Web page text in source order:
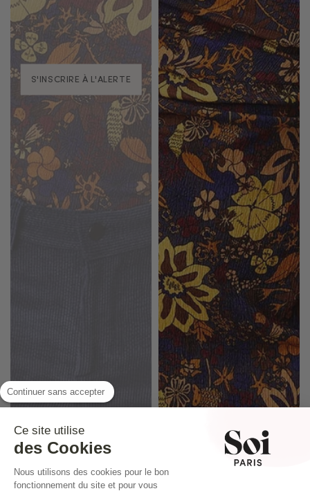
S'INSCRIRE À L'ALERTE
Continuer sans accepter
Ce site utilise
des Cookies
Nous utilisons des cookies pour le bon
fonctionnement du site et pour vous